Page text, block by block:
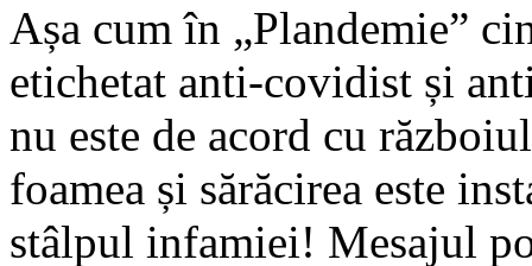
Așa cum în „Plandemie”
etichetat anti-covidist și
nu este de acord cu
foamea și sărăcirea este
stâlpul infamiei! Mesajul